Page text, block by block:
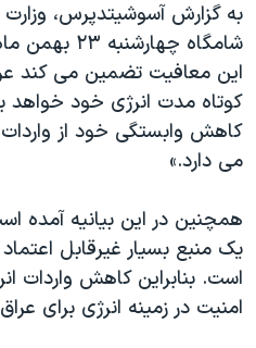
چهل سال گروگان‌گیری
قانون شفافیت دارائی کادر رهبری
اعتراضات مردمی آبان ۹۸
اسرائیل در جنگ
نرگس محمدی برنده جایزه نوبل
صفحه‌های ویژه
سفر پرزیدنت ترامپ به چین
به گزارش آسوشیتدپرس، وزارت
شامگاه
این معافیت تضمین می کند
کوتاه مدت انرژی خود خواهد
کاهش وابستگی خود از واردات
می دارد.»
همچنین در این بیانیه آمده
یک منبع بسیار غیرقابل
است. بنابراین کاهش واردات
امنیت در زمینه انرژی برای